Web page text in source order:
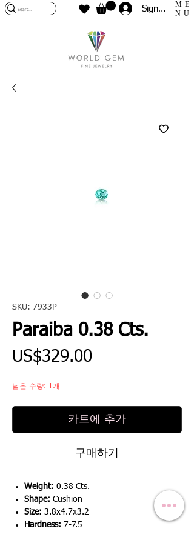
Sign In
ME
NU
SKU: 7933P
Paraiba 0.38 Cts.
US$329.00가
남은 수량: 1개
카트에 추가
구매하기
Weight: 0.38 Cts.
Shape: Cushion
Size: 3.8x4.7x3.2
Hardness: 7-7.5